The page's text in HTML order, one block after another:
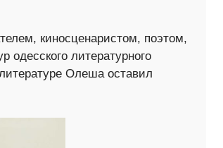
киносценаристом, поэтом,
литературного
Олеша оставил